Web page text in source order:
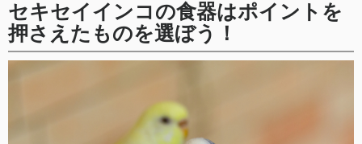
セキセイインコの食器はポイントを
押さえたものを選ぼう！